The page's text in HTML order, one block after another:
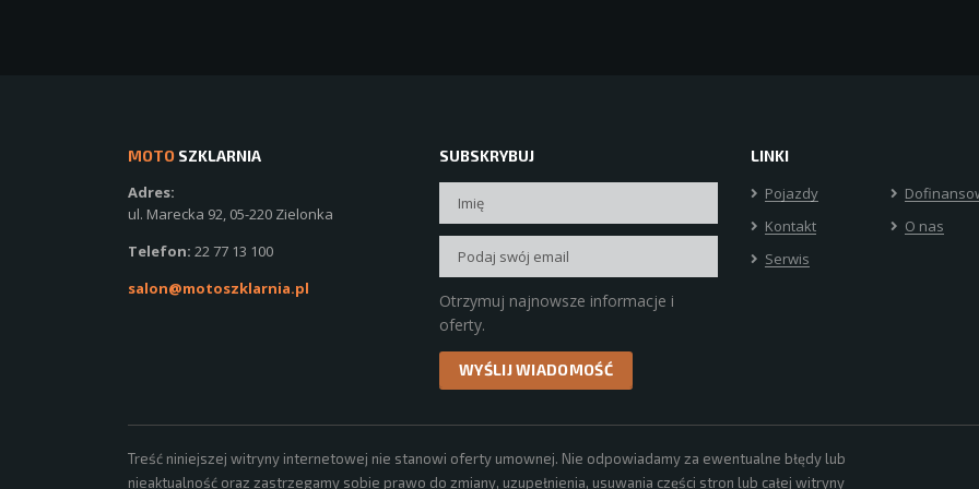
MOTO SZKLARNIA
Adres:
ul. Marecka 92, 05-220 Zielonka
Telefon: 22 77 13 100
salon@motoszklarnia.pl
SUBSKRYBUJ
Otrzymuj najnowsze informacje i
oferty.
LINKI
Pojazdy
Kontakt
O nas
Serwis
Treść niniejszej witryny internetowej nie stanowi oferty umownej. Nie odpowiadamy za ewentualne błędy lub
nieaktualność oraz zastrzegamy sobie prawo do zmiany, uzupełnienia, usuwania części stron lub całej witryny